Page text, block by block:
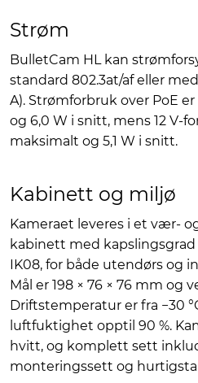
Strøm
BulletCam HL kan
standard 802.3at/af eller med
A). Strømforbruk over PoE
og 6,0 W i snitt, mens 12 V-
maksimalt og 5,1 W i snitt.
Kabinett og miljø
Kameraet leveres i et vær-
kabinett med kapslingsgrad
IK08, for både utendørs og
Mål er 198 × 76 × 76 mm og
Driftstemperatur er fra −30
luftfuktighet opptil 90 %.
hvitt, og komplett sett
monteringssett og